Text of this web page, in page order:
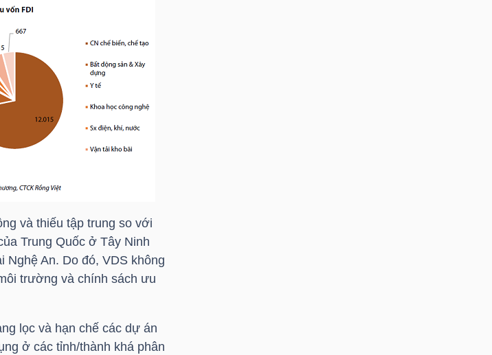
và thiếu tập trung so với
Trung Quốc ở Tây Ninh
Nghệ An. Do đó, VDS không
trường và chính sách ưu
lọc và hạn chế các dự án
ở các tỉnh/thành khá phân